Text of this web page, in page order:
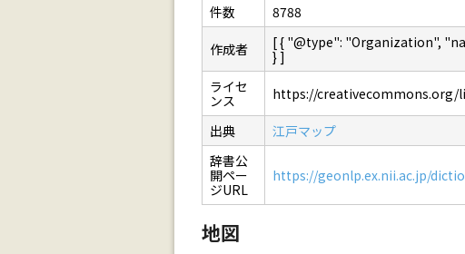
件数
8788
作成者
[ { "@type": "Organization",
} ]
ライセ
ンス
https://creativecommons.org/
出典
江戸マップ
辞書公
開ペー
ジURL
https://geonlp.ex.nii.ac.jp/
地図